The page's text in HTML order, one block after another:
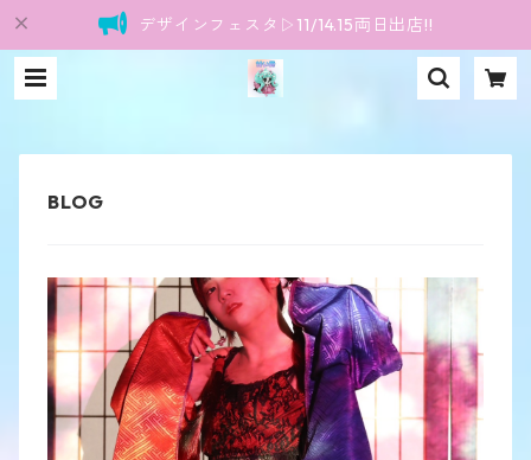
デザインフェスタ▷11/14.15両日出店!!